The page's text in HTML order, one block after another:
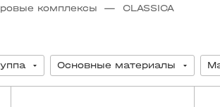
комплексы — CLASSICA
Основные материалы